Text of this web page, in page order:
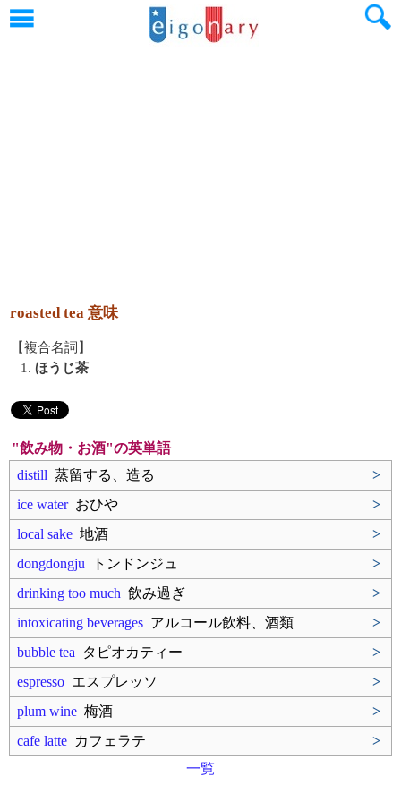
roasted tea 意味
【複合名詞】
1. ほうじ茶
"飲み物・お酒"の英単語
distill 蒸留する、造る
>
ice waterおひや
>
local sake 地酒
>
dongdongju トンドンジュ
>
drinking too much 飲み過ぎ
>
intoxicating beverages アルコール飲料、酒類
>
bubble tea タピオカティー
>
espresso エスプレッソ
>
plum wine 梅酒
>
cafe latte カフェラテ
>
一覧